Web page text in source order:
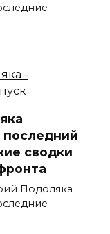
сводки
Подоляка